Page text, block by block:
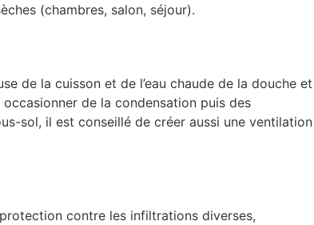
(chambres, salon, séjour).
de la cuisson et de l’eau chaude de la douche et
de la condensation puis des
sol, il est conseillé de créer aussi une ventilation
contre les infiltrations diverses,